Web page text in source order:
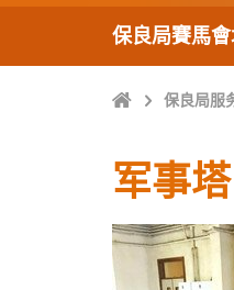
保良局賽馬
Home保良局服
军事塔